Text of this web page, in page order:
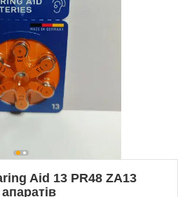
Aid 13 PR48 ZA13